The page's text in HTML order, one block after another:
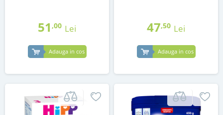
51 ,00 Lei
Adauga in cos
47,50 Lei
Adauga in cos